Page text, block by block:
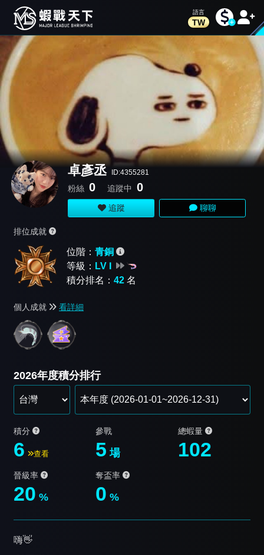
TW
卓彥丞 ID:4355281
粉絲 0 追蹤中 0
追蹤 聊聊
排位成就
位階： 青銅
等級： LV Ⅰ
積分排名： 42 名
個人成就 看詳細
2026年度積分排行
積分
6 查看
參戰
5場
總蝦量
102
晉級率
20%
奪盃率
0 %
嗨👋